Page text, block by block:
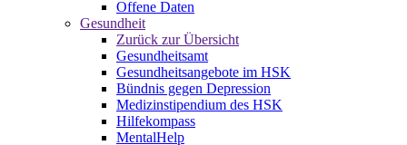
Offene Daten
Gesundheit
Zurück zur Übersicht
Gesundheitsamt
Gesundheitsangebote im HSK
Bündnis gegen Depression
Medizinstipendium des HSK
Hilfekompass
MentalHelp